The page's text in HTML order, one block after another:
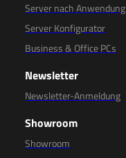
Server nach Anwendung
Server Konfigurator
Business & Office PCs
Newsletter
Newsletter-Anmeldung
Showroom
Showroom